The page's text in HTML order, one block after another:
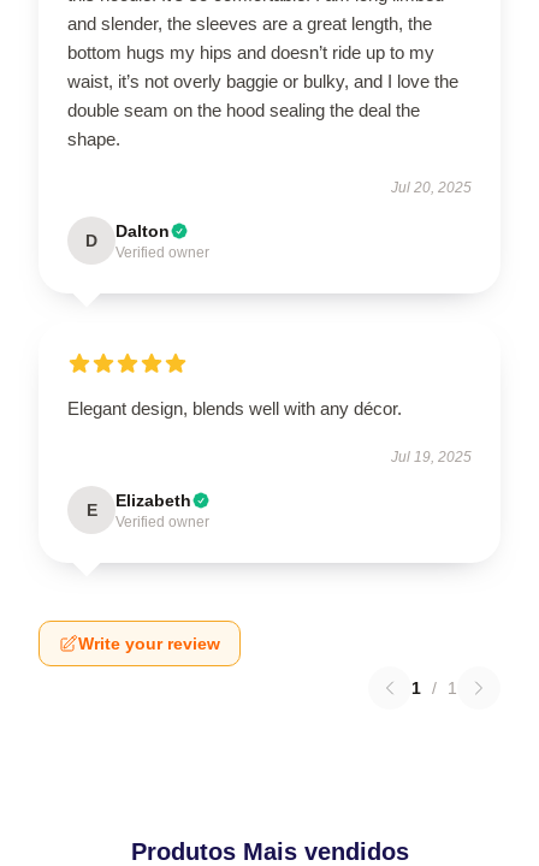
and slender, the sleeves are a great length, the
bottom hugs my hips and doesn’t ride up to my
waist, it’s not overly baggie or bulky, and I love the
double seam on the hood sealing the deal the
shape.
Jul 20, 2025
D Dalton
Verified owner
Elegant design, blends well with any décor.
Jul 19, 2025
E Elizabeth
Verified owner
Write your review
1 / 1
Produtos Mais vendidos